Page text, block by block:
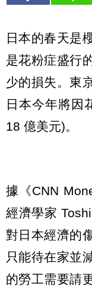
日本的春天是
是花粉症盛行
少的損失。東
日本今年將因
18 億美元)。
據《CNN
經濟學家
對日本經濟的
只能待在家並
的勞工需要請